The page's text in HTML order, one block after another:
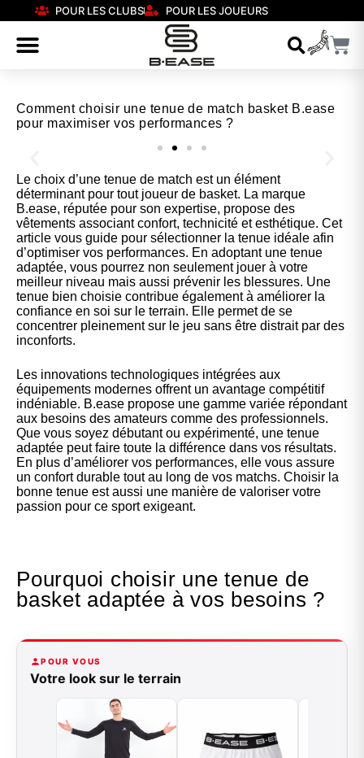
POUR LES CLUBS POUR LES JOUEURS
Comment choisir une tenue de match basket B.ease
pour maximiser vos performances ?
Nos chaussures
Confort et performance à prix accessible.
Cliquez ici
Le choix d’une tenue de match est un élément
déterminant pour tout joueur de basket. La marque
B.ease, réputée pour son expertise, propose des
vêtements associant confort, technicité et esthétique. Cet
article vous guide pour sélectionner la tenue idéale afin
d’optimiser vos performances. En adoptant une tenue
adaptée, vous pourrez non seulement jouer à votre
meilleur niveau mais aussi prévenir les blessures. Une
tenue bien choisie contribue également à améliorer la
confiance en soi sur le terrain. Elle permet de se
concentrer pleinement sur le jeu sans être distrait par des
inconforts.
Les innovations technologiques intégrées aux
équipements modernes offrent un avantage compétitif
indéniable. B.ease propose une gamme variée répondant
aux besoins des amateurs comme des professionnels.
Que vous soyez débutant ou expérimenté, une tenue
adaptée peut faire toute la différence dans vos résultats.
En plus d’améliorer vos performances, elle vous assure
un confort durable tout au long de vos matchs. Choisir la
bonne tenue est aussi une manière de valoriser votre
passion pour ce sport exigeant.
Pourquoi choisir une tenue de
basket adaptée à vos besoins ?
POUR VOUS
Votre look sur le terrain